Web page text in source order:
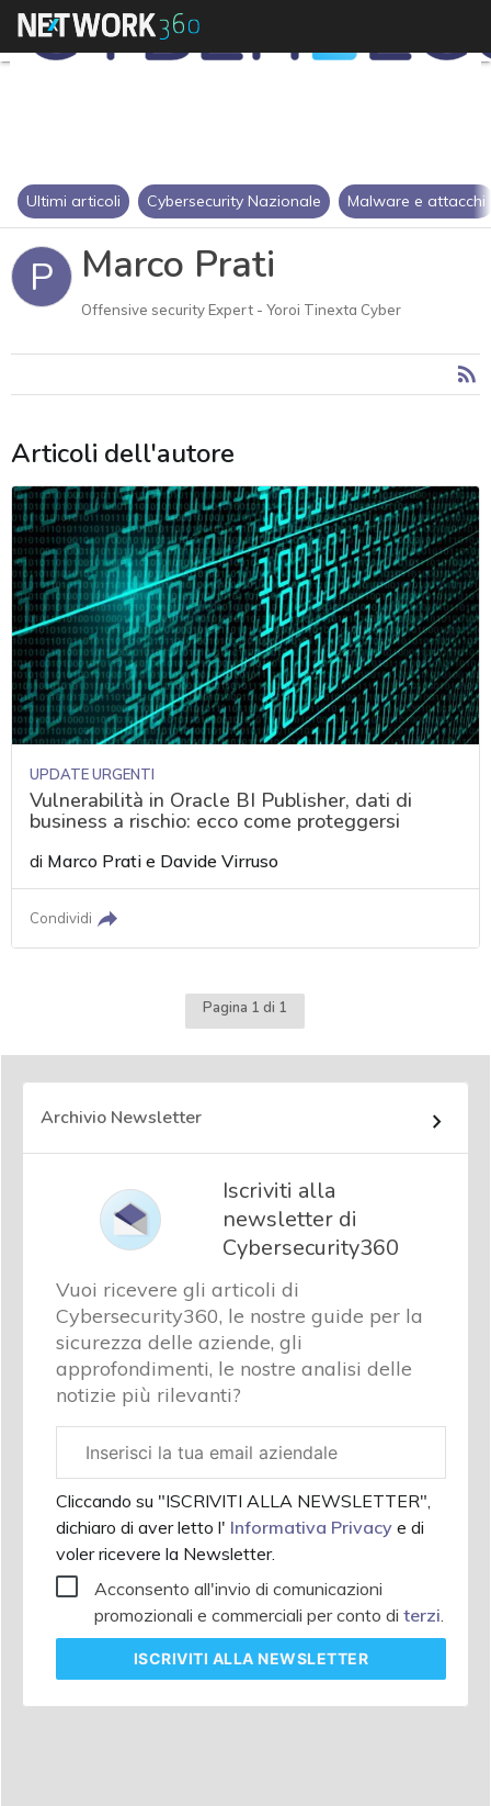
Ultimi articoli Cybersecurity Nazionale Malware e attacchi
P Marco Prati
Offensive security Expert - Yoroi Tinexta Cyber
Articoli dell'autore
UPDATE URGENTI
Vulnerabilità in Oracle BI Publisher, dati di
business a rischio: ecco come proteggersi
di Marco Prati e Davide Virruso
Condividi
Pagina 1 di 1
Archivio Newsletter
Iscriviti alla
newsletter di
Cybersecurity360
Vuoi ricevere gli articoli di
Cybersecurity360, le nostre guide per la
sicurezza delle aziende, gli
approfondimenti, le nostre analisi delle
notizie più rilevanti?
aziendale
Cliccando su "ISCRIVITI ALLA NEWSLETTER",
dichiaro di aver letto l' Informativa Privacy e di
voler ricevere la Newsletter.
Acconsento all'invio di comunicazioni
promozionali e commerciali per conto di terzi.
ISCRIVITI ALLA NEWSLETTER